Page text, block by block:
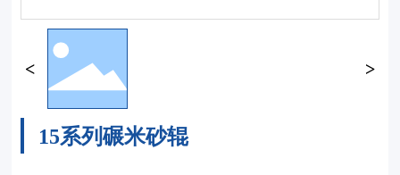
15系列碾米砂辊